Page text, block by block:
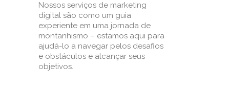
Nossos serviços de marketing
digital são como um guia
experiente em uma jornada de
montanhismo – estamos aqui para
ajudá-lo a navegar pelos desafios
e obstáculos e alcançar seus
objetivos.